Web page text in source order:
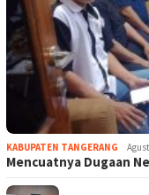
KABUPATEN TANGERANG
Mencuatnya Dugaan